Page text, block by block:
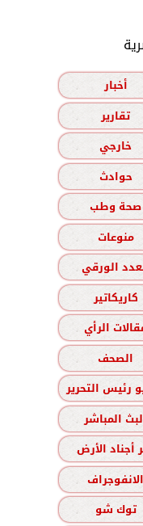
أخبار
تقارير
خارجي
حوادث
صحة وطب
منوعات
الورقي
كاريكاتير
الرأي
الصحف
رئيس التحرير
المباشر
أجناد الأرض
الانفوجراف
توك شو